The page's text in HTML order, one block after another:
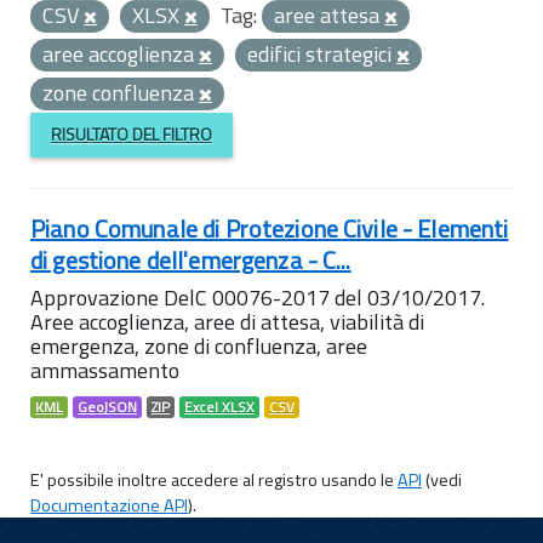
CSV
XLSX Tag: aree attesa
aree accoglienza
edifici strategici
zone confluenza
RISULTATO DEL FILTRO
Piano Comunale di Protezione Civile - Elementi
di gestione dell'emergenza - C...
Approvazione DelC 00076-2017 del 03/10/2017.
Aree accoglienza, aree di attesa, viabilità di
emergenza, zone di confluenza, aree
ammassamento
KML GeoJSON ZIP Excel XLSX CSV
E' possibile inoltre accedere al registro usando leAPI(vedi
Documentazione API).